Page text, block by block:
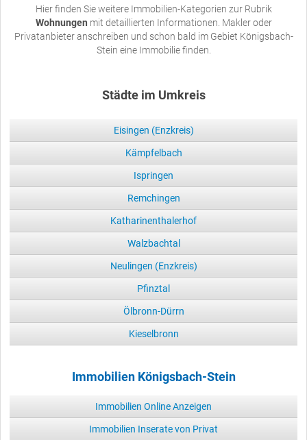
Hier finden Sie weitere Immobilien-Kategorien zur Rubrik
Wohnungen mit detaillierten Informationen. Makler oder
Privatanbieter anschreiben und schon bald im Gebiet Königsbach-
Stein eine Immobilie finden.
Städte im Umkreis
Eisingen (Enzkreis)
Kämpfelbach
Ispringen
Remchingen
Katharinenthalerhof
Walzbachtal
Neulingen (Enzkreis)
Pfinztal
Ölbronn-Dürrn
Kieselbronn
Immobilien Königsbach-Stein
Immobilien Online Anzeigen
Immobilien Inserate von Privat